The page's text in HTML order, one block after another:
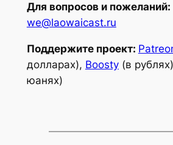
Для вопросов и пожеланий:
we@laowaicast.ru
Поддержите проект:
долларах), Boosty(в
юанях)